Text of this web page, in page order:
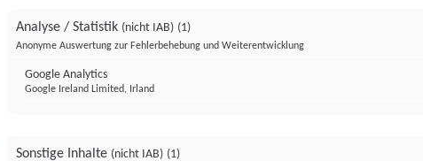
Analyse / Statistik (nicht IAB) (1)
Anonyme Auswertung zur Fehlerbehebung und Weiterentwicklung
Google Analytics
Google Ireland Limited, Irland
Sonstige Inhalte (nicht IAB) (1)